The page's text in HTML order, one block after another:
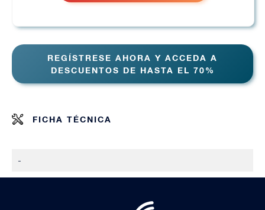
REGÍSTRESE AHORA Y ACCEDA A
DESCUENTOS DE HASTA EL 70%
FICHA TÉCNICA
-